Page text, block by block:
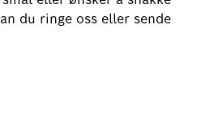
du ringe oss eller sende